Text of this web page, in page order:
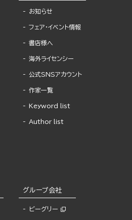
お知らせ
フェア・イベント情報
書店様へ
海外ライセンシー
公式SNSアカウント
作家一覧
Keyword list
Author list
グループ会社
ビーグリー